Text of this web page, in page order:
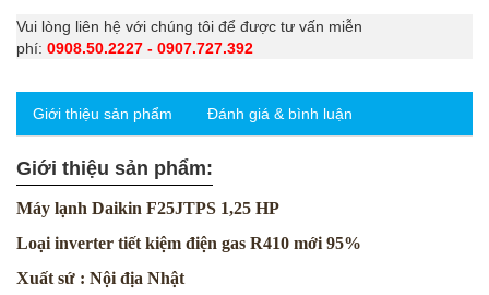
Vui lòng liên hệ với chúng tôi để được tư vấn miễn
phí: 0908.50.2227 - 0907.727.392
Giới thiệu sản phẩm Đánh giá & bình luận
Giới thiệu sản phẩm:
Máy lạnh Daikin F25JTPS 1,25 HP
Loại inverter tiết kiệm điện gas R410 mới 95%
Xuất sứ : Nội địa Nhật